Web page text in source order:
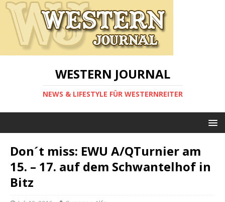
WESTERN JOURNAL
NEWS & LIFESTYLE FÜR WESTERNREITER
Don´t miss: EWU A/QTurnier am
15. – 17. auf dem Schwantelhof in
Bitz